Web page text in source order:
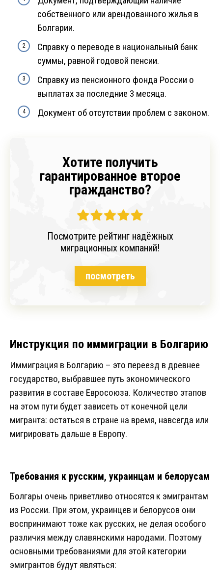
собственного или арендованного жилья в
Болгарии.
Справку о переводе в национальный банк
суммы, равной годовой пенсии.
Справку из пенсионного фонда России о
выплатах за последние 3 месяца.
Документ об отсутствии проблем с законом.
Хотите получить
гарантированное второе
гражданство?
Посмотрите рейтинг надёжных
миграционных компаний!
посмотреть
Инструкция по иммиграции в Болгарию
Иммиграция в Болгарию – это переезд в древнее
государство, выбравшее путь экономического
развития в составе Евросоюза. Количество этапов
на этом пути будет зависеть от конечной цели
мигранта: остаться в стране на время, навсегда или
мигрировать дальше в Европу.
Требования к русским, украинцам и белорусам
Болгары очень приветливо относятся к эмигрантам
из России. При этом, украинцев и белорусов они
воспринимают тоже как русских, не делая особого
различия между славянскими народами. Поэтому
основными требованиями для этой категории
эмигрантов будут являться: